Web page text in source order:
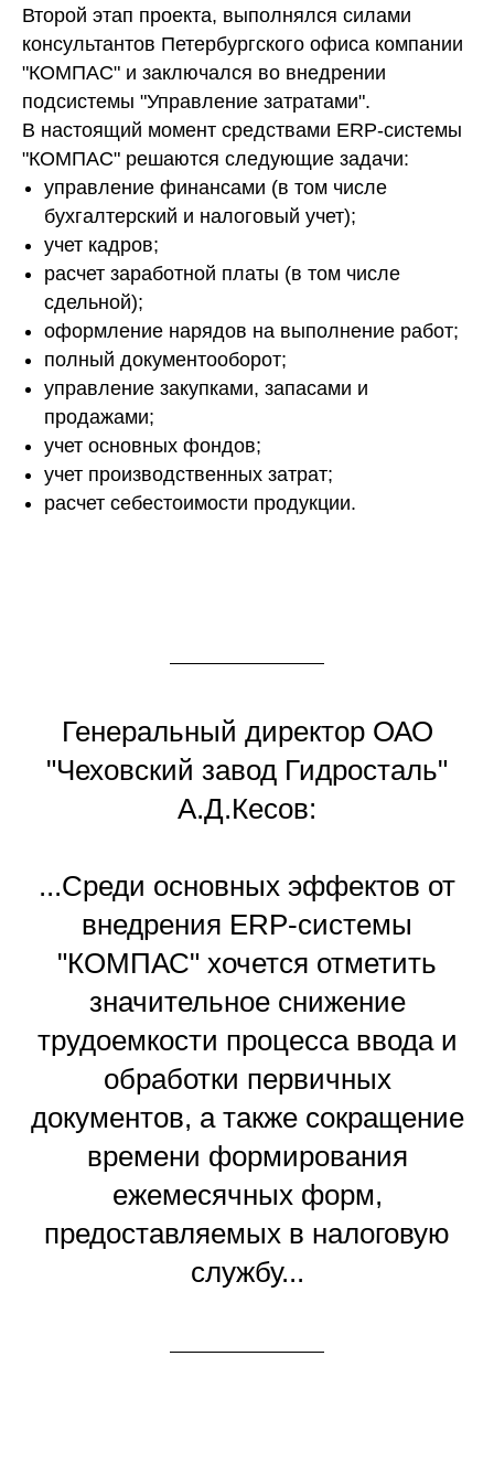
Второй этап проекта, выполнялся силами
консультантов Петербургского офиса компании
"КОМПАС" и заключался во внедрении
подсистемы "Управление затратами".
В настоящий момент средствами ERP-системы
"КОМПАС" решаются следующие задачи:
управление финансами (в том числе
бухгалтерский и налоговый учет);
учет кадров;
расчет заработной платы (в том числе
сдельной);
оформление нарядов на выполнение работ;
полный документооборот;
управление закупками, запасами и
продажами;
учет основных фондов;
учет производственных затрат;
расчет себестоимости продукции.
Генеральный директор ОАО
"Чеховский завод Гидросталь"
А.Д.Кесов:
...Среди основных эффектов от
внедрения ERP-системы
"КОМПАС" хочется отметить
значительное снижение
трудоемкости процесса ввода и
обработки первичных
документов, а также сокращение
времени формирования
ежемесячных форм,
предоставляемых в налоговую
службу...